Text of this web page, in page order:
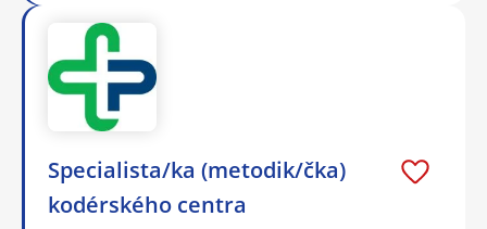
Specialista/ka (metodik/čka)
kodérského centra